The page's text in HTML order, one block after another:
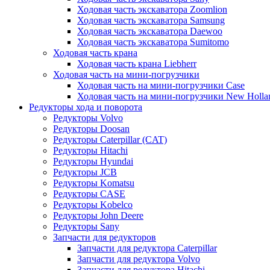
Ходовая часть экскаватора Zoomlion
Ходовая часть экскаватора Samsung
Ходовая часть экскаватора Daewoo
Ходовая часть экскаватора Sumitomo
Ходовая часть крана
Ходовая часть крана Liebherr
Ходовая часть на мини-погрузчики
Ходовая часть на мини-погрузчики Case
Ходовая часть на мини-погрузчики New
Редукторы хода и поворота
Редукторы Volvo
Редукторы Doosan
Редукторы Caterpillar (CAT)
Редукторы Hitachi
Редукторы Hyundai
Редукторы JCB
Редукторы Komatsu
Редукторы CASE
Редукторы Kobelco
Редукторы John Deere
Редукторы Sany
Запчасти для редукторов
Запчасти для редуктора Caterpillar
Запчасти для редуктора Volvo